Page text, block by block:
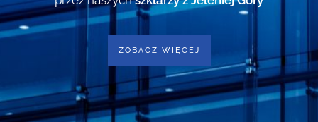
ZOBACZ WIĘCEJ